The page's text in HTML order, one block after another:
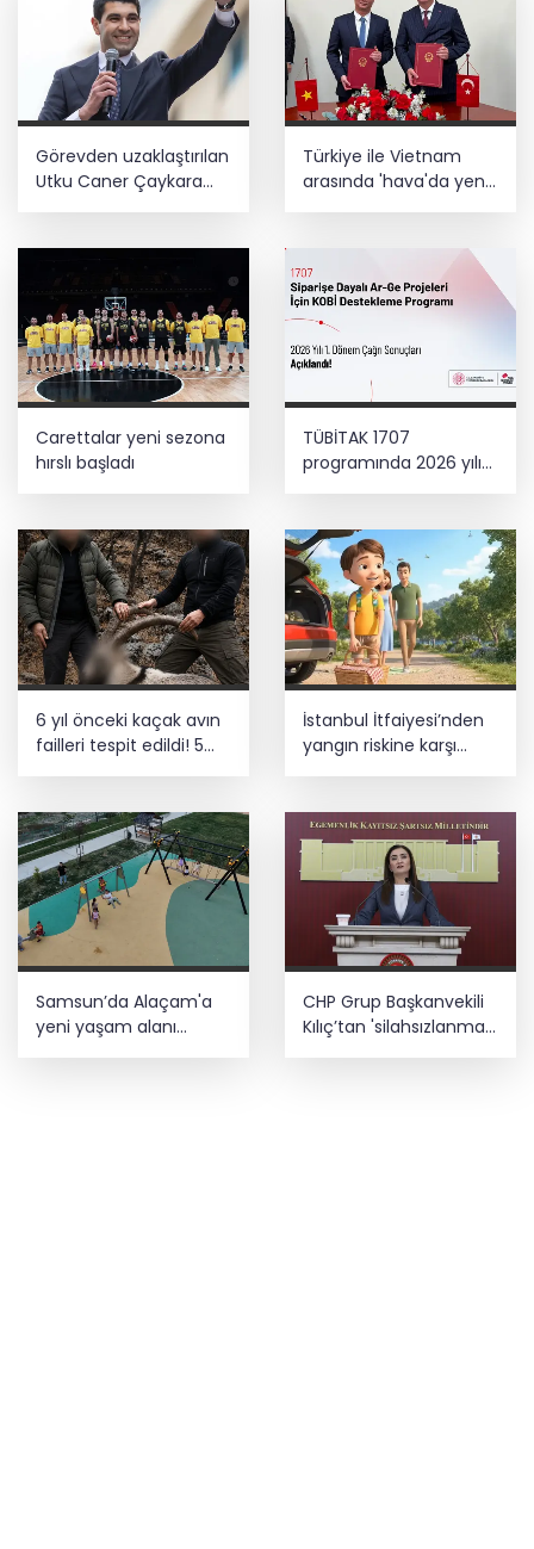
Görevden uzaklaştırılan
Utku Caner Çaykara
hakkında tahliye kararı
Türkiye ile Vietnam
arasında 'hava'da yeni
dönem... Sefer
Carettalar yeni sezona
hırslı başladı
TÜBİTAK 1707
programında 2026 yılı
ilk dönem sonuçları
6 yıl önceki kaçak avın
failleri tespit edildi! 5
İstanbul İtfaiyesi’nden
yangın riskine karşı
Samsun’da Alaçam'a
yeni yaşam alanı
kazandırıldı
CHP Grup Başkanvekili
Kılıç’tan 'silahsızlanma'
vurgusu